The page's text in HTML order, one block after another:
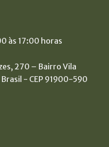
às 17:00 horas
270 – Bairro Vila
- CEP 91900-590